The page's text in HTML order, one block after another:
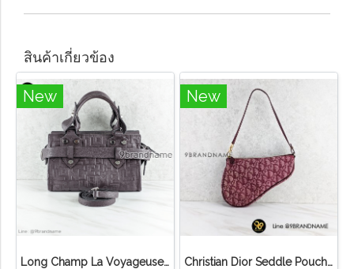
สินค้าเกี่ยวข้อง
New
Long Champ La Voyageuse Bag Leather
New
Christian Dior Seddle Pouch Accessory Hand Bag